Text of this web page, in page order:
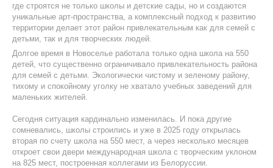
где строятся не только школы и детские сады, но и создаются
уникальные арт-пространства, а комплексный подход к развитию
территории делает этот район привлекательным как для семей с
детьми, так и для творческих людей.
Долгое время в Новоселье работала только одна школа на 550
детей, что существенно ограничивало привлекательность района
для семей с детьми. Экологически чистому и зеленому району,
тихому и спокойному уголку не хватало учебных заведений для
маленьких жителей.
Сегодня ситуация кардинально изменилась. И пока другие
сомневались, школы строились и уже в 2025 году открылась
вторая по счету школа на 550 мест, а через несколько месяцев
откроет свои двери международная школа с творческим уклоном
на 825 мест, построенная коллегами из Белоруссии.